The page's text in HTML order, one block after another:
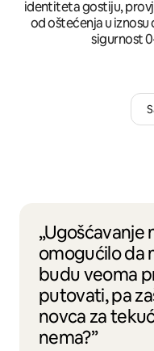
identiteta gostiju,
od oštećenja u iznosu
sigurnost
„Ugošćavanje
omogućilo da
budu veoma
putovati, pa
novca za
nema?”